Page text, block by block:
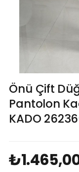
Önü Çift
Pantolon
KADO